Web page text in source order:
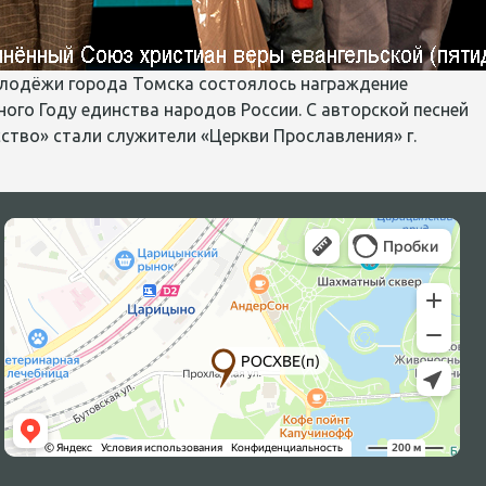
города Томска состоялось награждение
Году единства народов России. С авторской песней
стали служители «Церкви Прославления» г.